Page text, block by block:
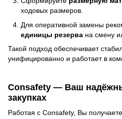
ходовых размеров.
Для оперативной замены
единицы резерва на смену
Такой подход обеспечивает
унифицированно и работает в
Consafety — Ваш
закупках
Работая с Consafety, Вы